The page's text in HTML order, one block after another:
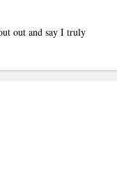
out and say I truly